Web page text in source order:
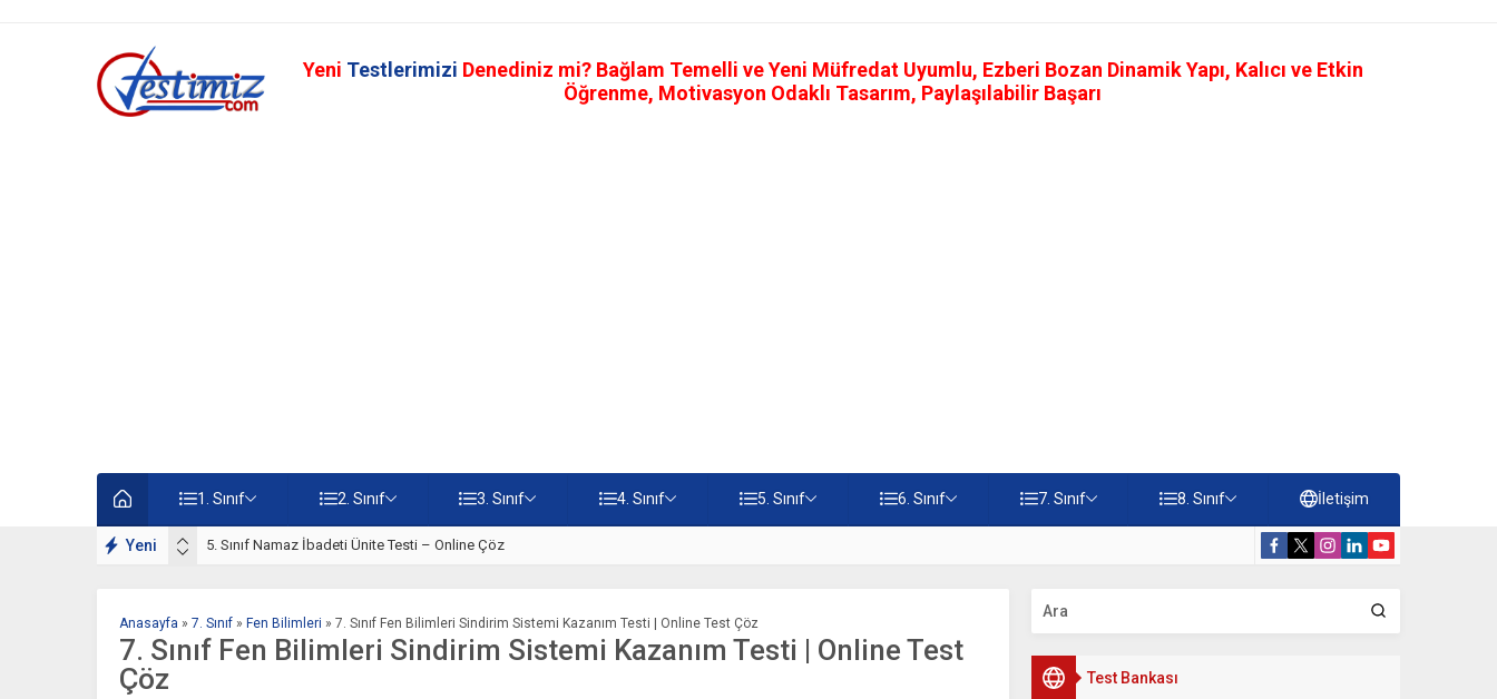
Yeni Testlerimizi Denediniz mi? Bağlam Temelli ve Yeni Müfredat Uyumlu, Ezberi Bozan Dinamik Yapı, Kalıcı ve Etkin
Öğrenme, Motivasyon Odaklı Tasarım, Paylaşılabilir Başarı
1. Sınıf 2. Sınıf 3. Sınıf 4. Sınıf 5. Sınıf 6. Sınıf 7. Sınıf 8. Sınıf İletişim
Yeni 5. Sınıf Namaz İbadeti Ünite Testi – Online Çöz
Test Bankası
Anasayfa » 7. Sınıf » Fen Bilimleri » 7. Sınıf Fen Bilimleri Sindirim Sistemi Kazanım Testi | Online Test Çöz
7. Sınıf Fen Bilimleri Sindirim Sistemi Kazanım Testi | Online Test
Çöz